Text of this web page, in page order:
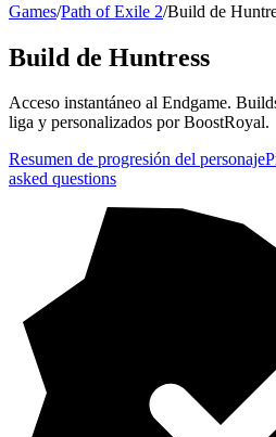
Games/Path of Exile 2/Build de
Build de Huntress
Acceso instantáneo al Endgame.
liga y personalizados por BoostRoyal.
Resumen de progresión del personaje
asked questions